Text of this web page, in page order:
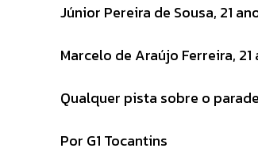
Júnior Pereira de Sousa, 21
Marcelo de Araújo Ferreira, 21
Qualquer pista sobre o
Por G1 Tocantins